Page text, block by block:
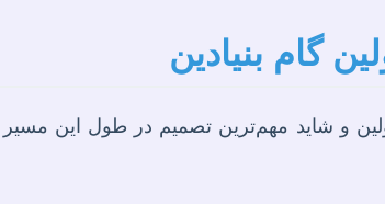
گام بنیادین
و شاید مهم‌ترین تصمیم در طول این